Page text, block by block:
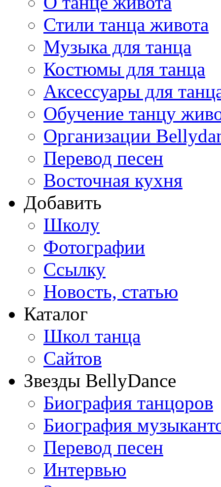
Стили танца живота
Музыка для танца
Костюмы для танца
Аксессуары для
Обучение танцу
Организации
Перевод песен
Восточная кухня
Добавить
Школу
Фотографии
Ссылку
Новость, статью
Каталог
Школ танца
Сайтов
Звезды BellyDance
Биография танцоров
Биография
Перевод песен
Интервью